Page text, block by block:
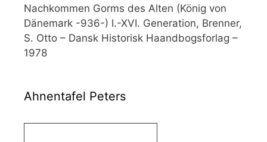
Nachkommen Gorms des Alten (König von
Dänemark -936-) I.-XVI. Generation, Brenner,
S. Otto – Dansk Historisk Haandbogsforlag –
1978
Ahnentafel Peters